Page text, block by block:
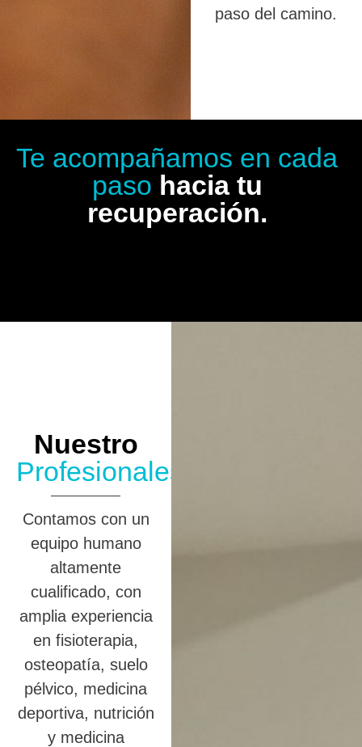
paso del camino.
Te acompañamos en cada
paso hacia tu
recuperación.
Nuestro
Profesionales
Contamos con un
equipo humano
altamente
cualificado, con
amplia experiencia
en fisioterapia,
osteopatía, suelo
pélvico, medicina
deportiva, nutrición
y medicina